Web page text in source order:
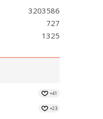
3203586
727
1325
+41
+23